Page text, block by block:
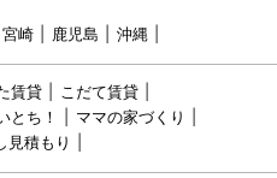
宮崎 鹿児島 沖縄
賃貸
こだて賃貸
とち！
ママの家づくり
見積もり